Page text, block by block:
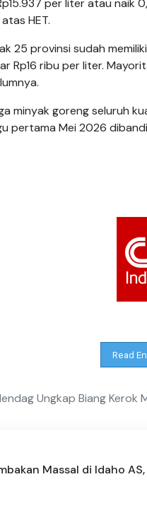
per liter atau naik
HET.
25 provinsi sudah
Rp16 ribu per liter.
minyak goreng seluruh
pertama Mei 2026
Read
Ungkap Biang Kerok
Massal di Idaho AS,